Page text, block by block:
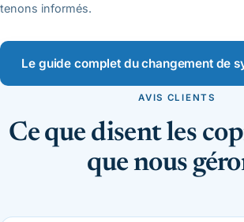
tenons informés.
Le guide complet du changement de
AVIS CLIENTS
Ce que disent les
que nous